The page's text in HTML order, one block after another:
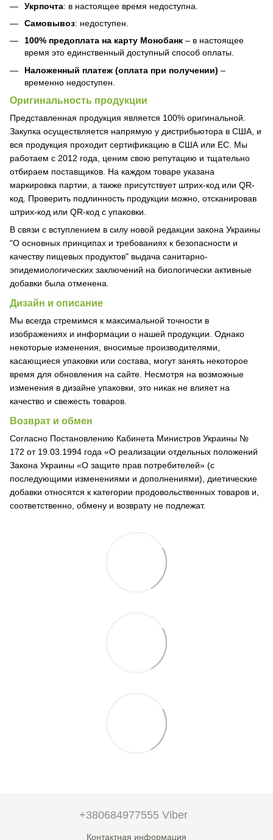
Укрпочта: в настоящее время недоступна.
Самовывоз: недоступен.
100% предоплата на карту Монобанк – в настоящее
время это единственный доступный способ оплаты.
Наложенный платеж (оплата при получении) –
временно недоступен.
Оригинальность продукции
Представленная продукция является 100% оригинальной.
Закупка осуществляется напрямую у дистрибьютора в США, и
вся продукция проходит сертификацию в США или ЕС. Мы
работаем с 2012 года, ценим свою репутацию и тщательно
отбираем поставщиков. На каждом товаре указана
маркировка партии, а также присутствует штрих-код или QR-
код. Проверить подлинность продукции можно, отсканировав
штрих-код или QR-код с упаковки.
В связи с вступлением в силу новой редакции закона Украины
"О основных принципах и требованиях к безопасности и
качеству пищевых продуктов" выдача санитарно-
эпидемиологических заключений на биологически активные
добавки была отменена.
Дизайн и описание
Мы всегда стремимся к максимальной точности в
изображениях и информации о нашей продукции. Однако
некоторые изменения, вносимые производителями,
касающиеся упаковки или состава, могут занять некоторое
время для обновления на сайте. Несмотря на возможные
изменения в дизайне упаковки, это никак не влияет на
качество и свежесть товаров.
Возврат и обмен
Согласно Постановлению Кабинета Министров Украины №
172 от 19.03.1994 года «О реализации отдельных положений
Закона Украины «О защите прав потребителей» (с
последующими изменениями и дополнениями), диетические
добавки относятся к категории продовольственных товаров и,
соответственно, обмену и возврату не подлежат.
+380684977555 Viber
Контактная информация